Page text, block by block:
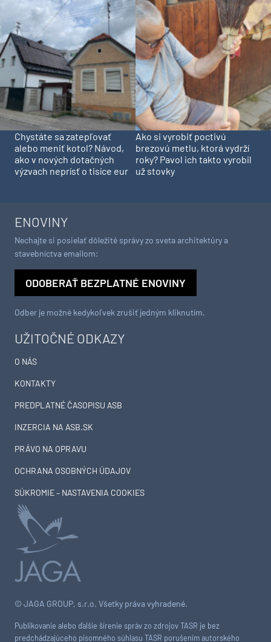
Chystáte sa zatepľovať
alebo meniť kotol? Návod,
ako v nových dotačných
výzvach neprísť o tisíce eur
Ako si vyrobiť poctivú
brezovú metlu, ktorá vydrží
roky? Pavol ich takto vyrobil
už stovky
© JAGA GROUP, s.r.o. Všetky práva vyhradené.
Publikovanie alebo ďalšie šírenie správ zo zdrojov TASR je bez
predchádzajúceho písomného súhlasu TASR porušením autorského
UŽITOČNÉ ODKAZY
O NÁS
KONTAKTY
PREDPLATNÉ ČASOPISU ASB
INZERCIA NA ASB.SK
PRÁVO NA OPRAVU
OCHRANA OSOBNÝCH ÚDAJOV
SÚKROMIE – NASTAVENIA COOKIES
ENOVINY
Nechajte si posielať dôležité správy zo sveta architektúry a
stavebníctva emailom:
ODOBERAŤ BEZPLATNÉ ENOVINY
Odber je možné kedykoľvek zrušiť jedným kliknutím.